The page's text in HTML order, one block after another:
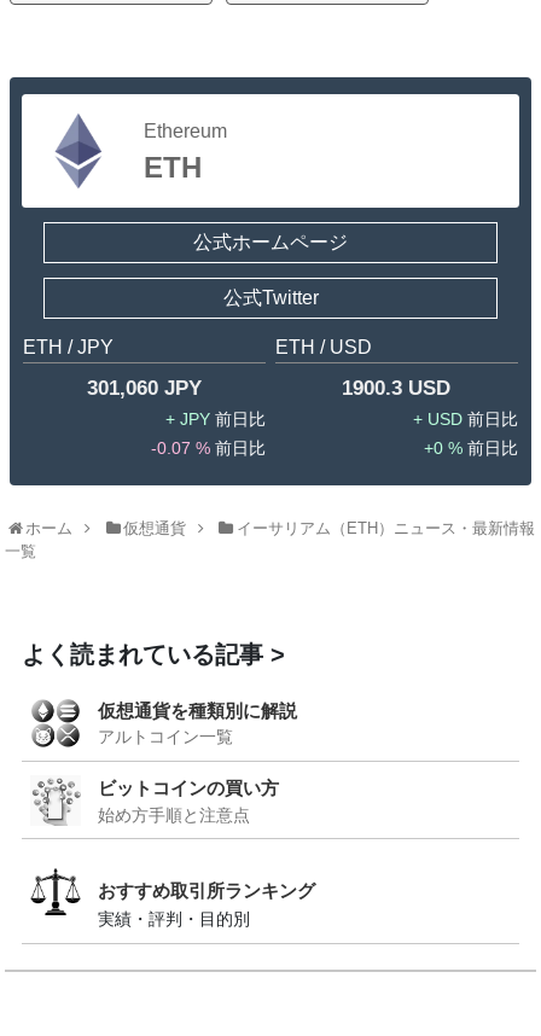
Ethereum
ETH
公式ホームページ
公式Twitter
ETH / JPY
301,060 JPY
JPY
-0.07 %
ETH / USD
1900.3 USD
USD
0 %
ホーム 仮想通貨
イーサリアム（ETH）ニュース・最新情報
一覧
よく読まれている記事
仮想通貨を種類別に解説
アルトコイン一覧
ビットコインの買い方
始め方手順と注意点
おすすめ取引所ランキング
実績・評判・目的別